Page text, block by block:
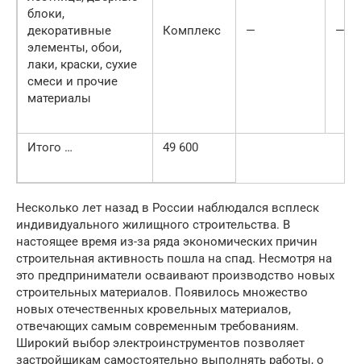
бло­ки,
декоративные
элементы, обои,
лаки, краски, сухие
смеси и прочие
материалы
Комплекс — —
Итого … 49 600
Несколько лет назад в России наблюдался всплеск
индивидуального жилищного строительства. В
настоящее время из-за ряда экономических причин
строительная активность пошла на спад. Несмотря на
это предприниматели осваивают производство новых
строительных материалов. Появилось множество
новых отечественных кровельных материалов,
отвечающих самым современным требованиям.
Широкий выбор электроинструментов позволяет
застройщикам самостоятельно выполнять работы, о